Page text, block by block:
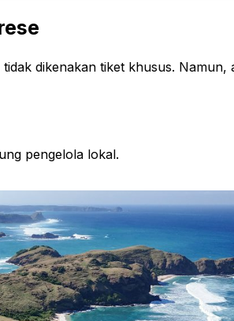
dikenakan tiket khusus. Namun,
pengelola lokal.